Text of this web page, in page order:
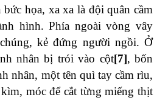
họa, xa xa là đội quân cầm
hình. Phía ngoài vòng vây
kẻ đứng người ngồi. Ở
nhân bị trói vào cột[7], bốn
nhân, một tên quì tay cầm rìu,
móc để cắt từng miếng thịt